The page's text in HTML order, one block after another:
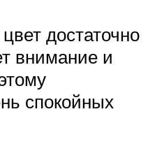
достаточно
внимание и
спокойных